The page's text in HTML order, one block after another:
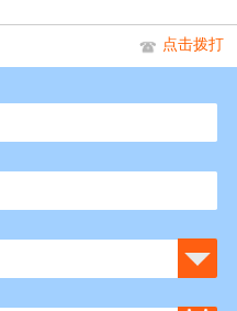
点击拨打